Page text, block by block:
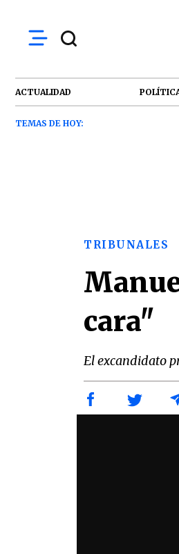
ACTUALIDAD
TEMAS DE HOY:
TRIBUNALES
cara"
El excandidato